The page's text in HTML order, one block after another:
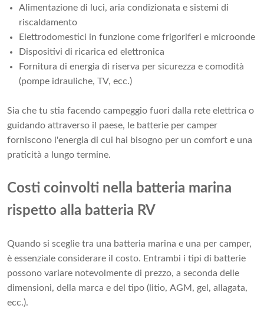
Alimentazione di luci, aria condizionata e sistemi di
riscaldamento
Elettrodomestici in funzione come frigoriferi e microonde
Dispositivi di ricarica ed elettronica
Fornitura di energia di riserva per sicurezza e comodità
(pompe idrauliche, TV, ecc.)
Sia che tu stia facendo campeggio fuori dalla rete elettrica o
guidando attraverso il paese, le batterie per camper
forniscono l'energia di cui hai bisogno per un comfort e una
praticità a lungo termine.
Costi coinvolti nella batteria marina
rispetto alla batteria RV
Quando si sceglie tra una batteria marina e una per camper,
è essenziale considerare il costo. Entrambi i tipi di batterie
possono variare notevolmente di prezzo, a seconda delle
dimensioni, della marca e del tipo (litio, AGM, gel, allagata,
ecc.).